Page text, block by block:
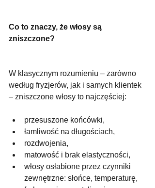
Co to znaczy, że włosy są
zniszczone?
W klasycznym rozumieniu – zarówno
według fryzjerów, jak i samych klientek
– zniszczone włosy to najczęściej:
przesuszone końcówki,
łamliwość na długościach,
rozdwojenia,
matowość i brak elastyczności,
włosy osłabione przez czynniki
zewnętrzne: słońce, temperaturę,